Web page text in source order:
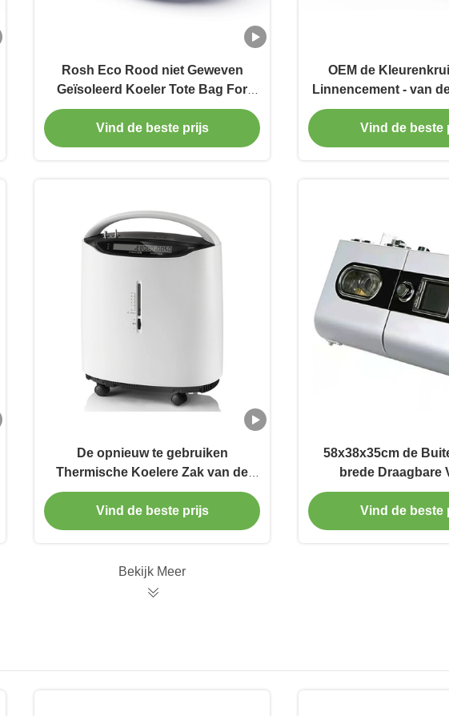
Rosh Eco Rood niet Geweven
Geïsoleerd Koeler Tote Bag For
Storage
Vind de beste prijs
OEM de
Linnencement - van
van de
Vind de beste
De opnieuw te gebruiken
Thermische Koelere Zak van de
Sandwichisolatie voor
Hamburgerfruit
Vind de beste prijs
58x38x35cm de
brede Draagbare
Geïsoleerde
Vind de beste
Bekijk Meer